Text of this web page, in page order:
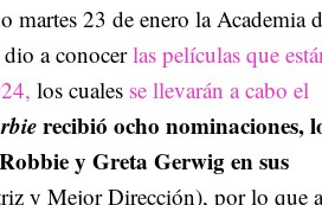
martes 23 de enero la Academia
a conocer las películas que
los cuales se llevarán a cabo el
recibió ocho nominaciones,
y Greta Gerwig en sus
y Mejor Dirección), por lo que